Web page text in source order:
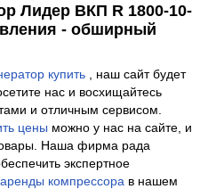
Лидер ВКП R 1800-10-
- обширный
купить , наш сайт будет
нас и восхищайтесь
и отличным сервисом.
цены можно у нас на сайте, и
Наша фирма рада
экспертное
компрессора в нашем